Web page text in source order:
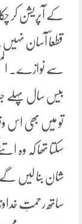
کے آپریشن کر
قطعاً آسان
سے نوازے۔
بیس سال پہلے
تو میں بھی اس
سکتا تھا کہ وہ
شان بنا لیں
ساتھ رحمتِ